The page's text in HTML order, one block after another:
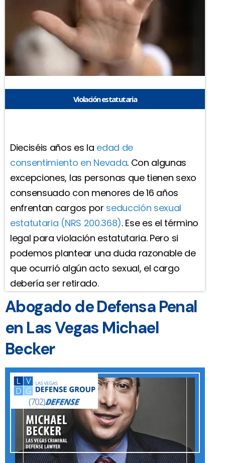
Violación estatutaria
Dieciséis años es la edad de
consentimiento en Nevada. Con algunas
excepciones, las personas que tienen sexo
consensuado con menores de 16 años
enfrentan cargos por seducción sexual
estatutaria (NRS 200.368). Ese es el término
legal para violación estatutaria. Pero si
podemos plantear una duda razonable de
que ocurrió algún acto sexual, el cargo
debería ser retirado.
Abogado de Defensa Penal
en Las Vegas Michael
Becker